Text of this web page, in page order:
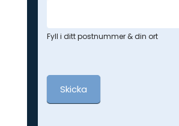
Fyll i ditt postnummer & din ort
Skicka